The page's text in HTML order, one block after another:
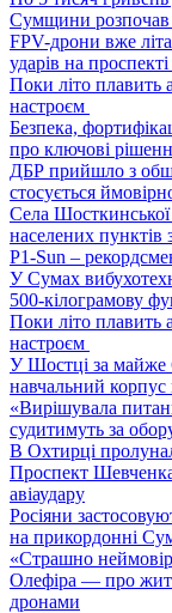
Сумщини розпочав
FPV-дрони вже
ударів на
Поки літо плавить
настроєм
Безпека,
про ключові
ДБР прийшло з
стосується
Села Шосткинської
населених пунктів
P1-Sun –
У Сумах
500-кілограмову
Поки літо плавить
настроєм
У Шостці за майже
навчальний
«Вирішувала
судитимуть за
В Охтирці
Проспект
авіаудару
Росіяни
на прикордонні
«Страшно
Олефіра — про
дронами